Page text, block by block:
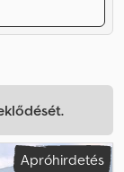
Apróhirdetés